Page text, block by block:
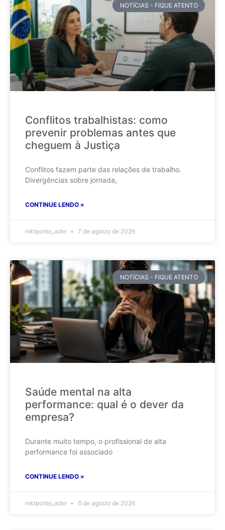
NOTÍCIAS - FIQUE ATENTO
Conflitos trabalhistas: como
prevenir problemas antes que
cheguem à Justiça
Conflitos fazem parte das relações de trabalho.
Divergências sobre jornada,
CONTINUE LENDO »
mktponto_adm 7 de agosto de 2026
NOTÍCIAS - FIQUE ATENTO
Saúde mental na alta
performance: qual é o dever da
empresa?
Durante muito tempo, o profissional de alta
performance foi associado
CONTINUE LENDO »
mktponto_adm 6 de agosto de 2026